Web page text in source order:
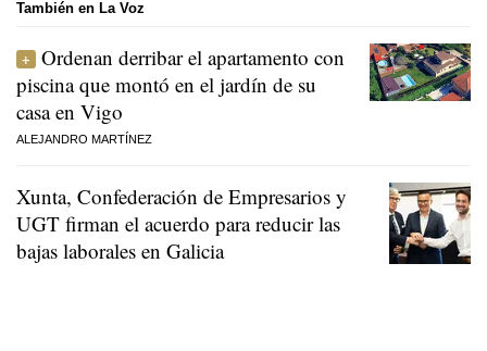
También en La Voz
Ordenan derribar el apartamento con
piscina que montó en el jardín de su
casa en Vigo
ALEJANDRO MARTÍNEZ
Xunta, Confederación de Empresarios y
UGT firman el acuerdo para reducir las
bajas laborales en Galicia